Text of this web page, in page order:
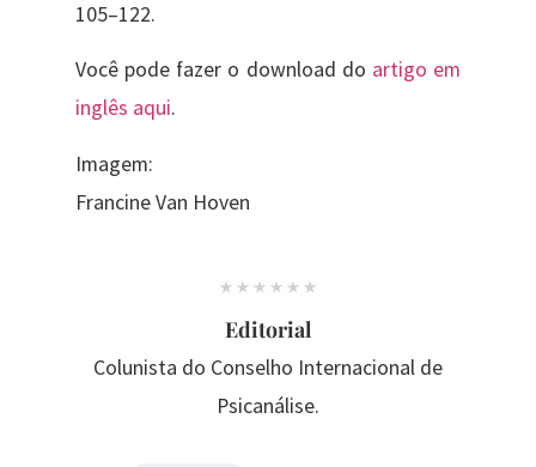
105–122.
Você pode fazer o download do artigo em
inglês aqui.
Imagem:
Francine Van Hoven
Editorial
Colunista do Conselho Internacional de
Psicanálise.